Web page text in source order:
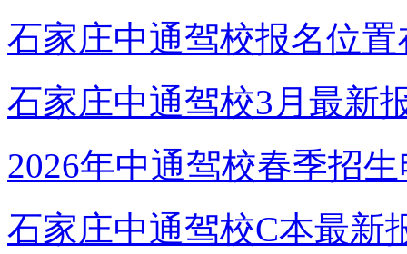
石家庄中通驾校报名位置
石家庄中通驾校3月最新
2026年中通驾校春季招
石家庄中通驾校C本最新